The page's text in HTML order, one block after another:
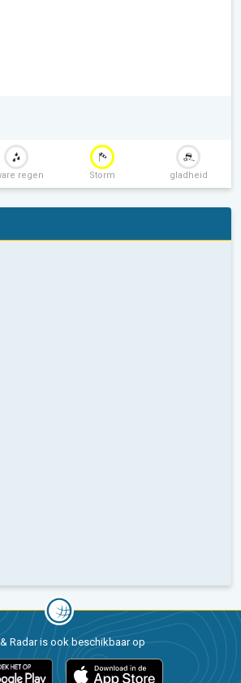
regen Storm gladheid
Radar is ook beschikbaar op